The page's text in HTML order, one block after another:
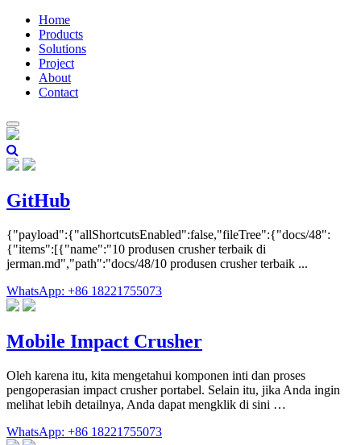
Home
Products
Solutions
Project
About
Contact
GitHub
{"payload":{"allShortcutsEnabled":false,"fileTree":{"docs/48":
{"items":[{"name":"10 produsen crusher terbaik di
jerman.md","path":"docs/48/10 produsen crusher terbaik ...
WhatsApp: +86 18221755073
Mobile Impact Crusher
Oleh karena itu, kita mengetahui komponen inti dan proses
pengoperasian impact crusher portabel. Selain itu, jika Anda ingin
melihat lebih detailnya, Anda dapat mengklik di sini …
WhatsApp: +86 18221755073